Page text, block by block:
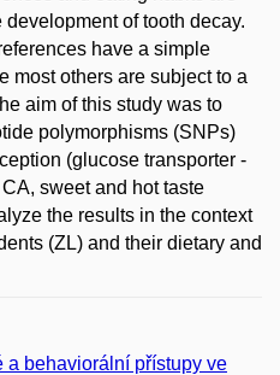
of tooth decay.
have a simple
most others are subject to a
aim of this study was to
polymorphisms (SNPs)
(glucose transporter -
sweet and hot taste
the results in the context
(ZL) and their dietary and
a behaviorální přístupy ve